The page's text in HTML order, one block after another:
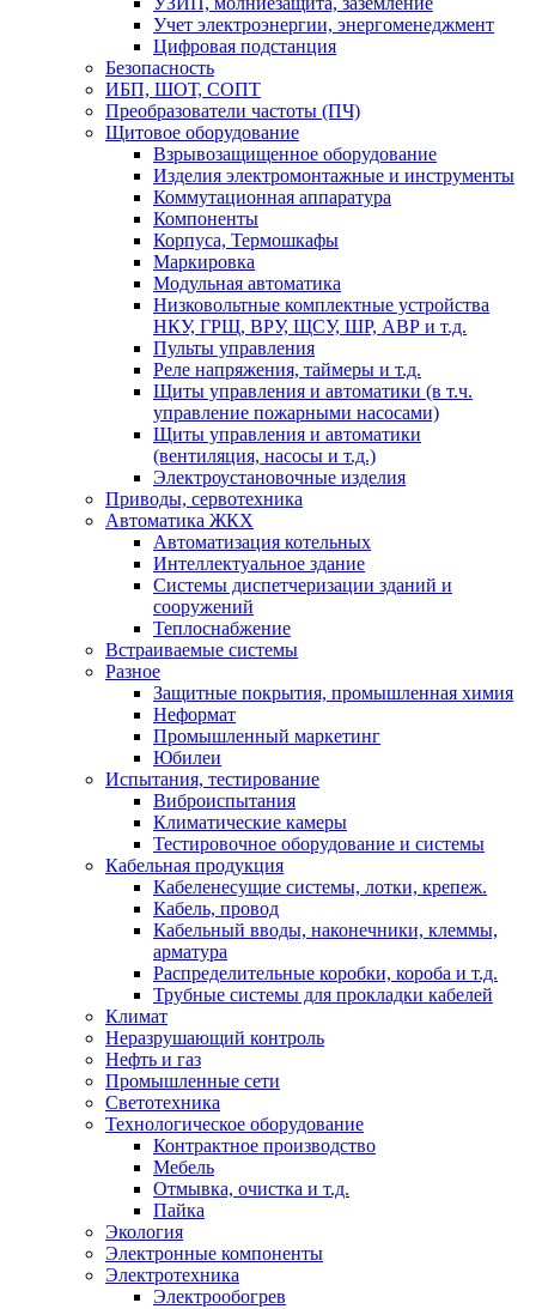
Учет электроэнергии, энергоменеджмент
Цифровая подстанция
Безопасность
ИБП, ШОТ, СОПТ
Преобразователи частоты (ПЧ)
Щитовое оборудование
Взрывозащищенное оборудование
Изделия электромонтажные и инструменты
Коммутационная аппаратура
Компоненты
Корпуса, Термошкафы
Маркировка
Модульная автоматика
Низковольтные комплектные устройства
НКУ, ГРЩ, ВРУ, ЩСУ, ШР, АВР и т.д.
Пульты управления
Реле напряжения, таймеры и т.д.
Щиты управления и автоматики (в т.ч.
управление пожарными насосами)
Щиты управления и автоматики
(вентиляция, насосы и т.д.)
Электроустановочные изделия
Приводы, сервотехника
Автоматика ЖКХ
Автоматизация котельных
Интеллектуальное здание
Системы диспетчеризации зданий и
сооружений
Теплоснабжение
Встраиваемые системы
Разное
Защитные покрытия, промышленная химия
Неформат
Промышленный маркетинг
Юбилеи
Испытания, тестирование
Виброиспытания
Климатические камеры
Тестировочное оборудование и системы
Кабельная продукция
Кабеленесущие системы, лотки, крепеж.
Кабель, провод
Кабельный вводы, наконечники, клеммы,
арматура
Распределительные коробки, короба и т.д.
Трубные системы для прокладки кабелей
Климат
Неразрушающий контроль
Нефть и газ
Промышленные сети
Светотехника
Технологическое оборудование
Контрактное производство
Мебель
Отмывка, очистка и т.д.
Пайка
Экология
Электронные компоненты
Электротехника
Электрообогрев